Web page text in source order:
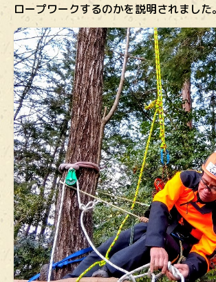
ロープワークするのかを説明されました。